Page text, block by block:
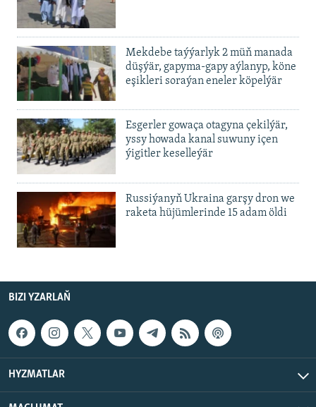
Mekdebe taýýarlyk 2 müň manada
düşýär, gapyma-gapy aýlanyp, köne
eşikleri soraýan eneler köpelýär
Esgerler gowaça otagyna çekilýär,
yssy howada kanal suwuny içen
ýigitler keselleýär
Russiýanyň Ukraina garşy dron we
raketa hüjümlerinde 15 adam öldi
BIZI YZARLAŇ
HYZMATLAR